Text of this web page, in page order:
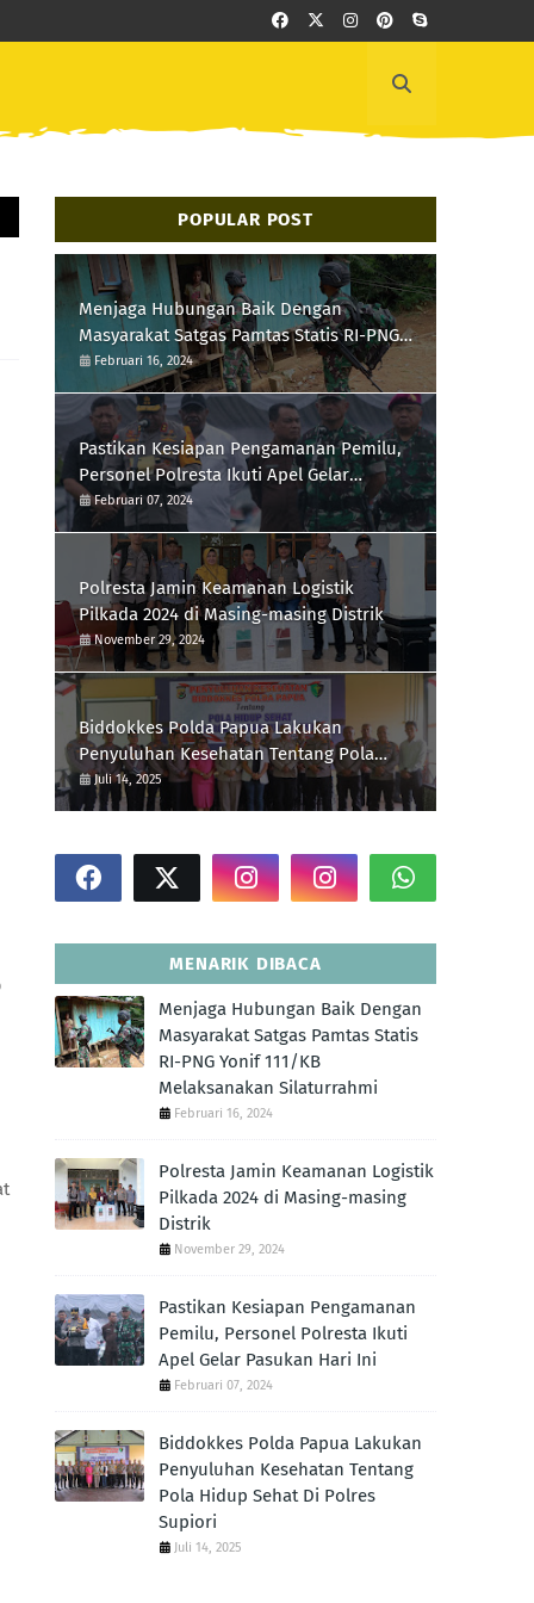
POPULAR POST
Menjaga Hubungan Baik Dengan
Masyarakat Satgas Pamtas Statis RI-PNG
Yonif 111/KB Melaksanakan Silaturrahmi
Februari 16, 2024
Pastikan Kesiapan Pengamanan Pemilu,
Personel Polresta Ikuti Apel Gelar
Pasukan Hari Ini
Februari 07, 2024
Polresta Jamin Keamanan Logistik
Pilkada 2024 di Masing-masing Distrik
November 29, 2024
Biddokkes Polda Papua Lakukan
Penyuluhan Kesehatan Tentang Pola
Hidup Sehat Di Polres Supiori
Juli 14, 2025
MENARIK DIBACA
Menjaga Hubungan Baik Dengan
Masyarakat Satgas Pamtas Statis
RI-PNG Yonif 111/KB
Melaksanakan Silaturrahmi
Februari 16, 2024
Polresta Jamin Keamanan Logistik
Pilkada 2024 di Masing-masing
Distrik
November 29, 2024
Pastikan Kesiapan Pengamanan
Pemilu, Personel Polresta Ikuti
Apel Gelar Pasukan Hari Ini
Februari 07, 2024
Biddokkes Polda Papua Lakukan
Penyuluhan Kesehatan Tentang
Pola Hidup Sehat Di Polres
Supiori
Juli 14, 2025